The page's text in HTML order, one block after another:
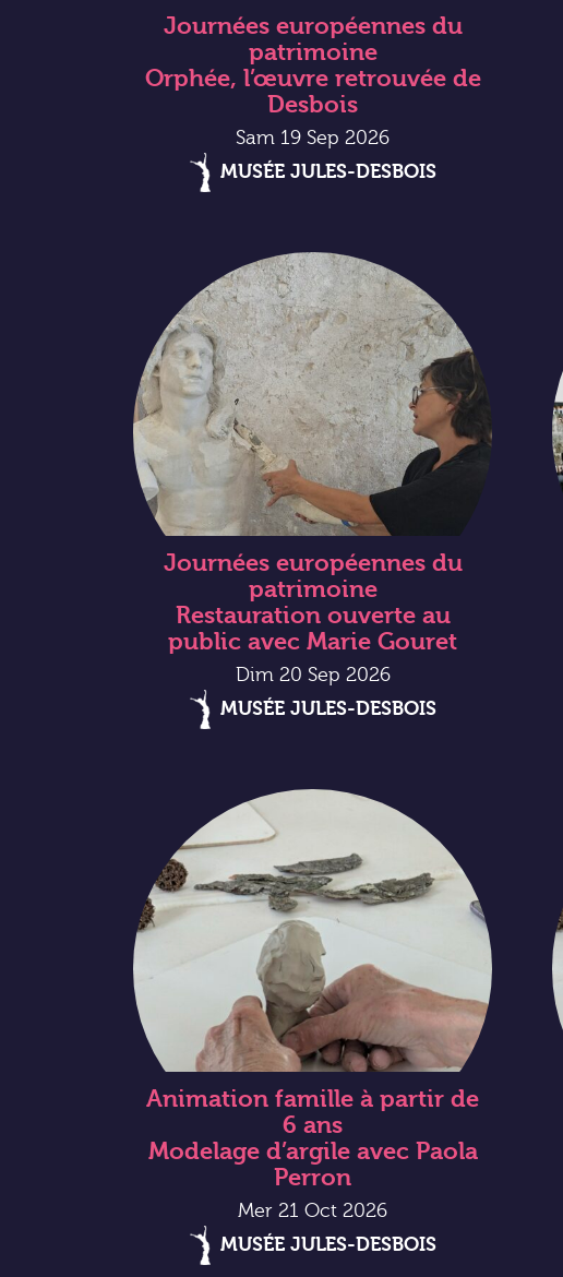
Journées européennes du
patrimoine
Orphée, l’œuvre retrouvée de
Desbois
Sam 19 Sep 2026
MUSÉE JULES-DESBOIS
Journées européennes du
patrimoine
Restauration ouverte au
public avec Marie Gouret
Dim 20 Sep 2026
MUSÉE JULES-DESBOIS
Animation famille à partir de
6 ans
Modelage d’argile avec Paola
Perron
Mer 21 Oct 2026
MUSÉE JULES-DESBOIS